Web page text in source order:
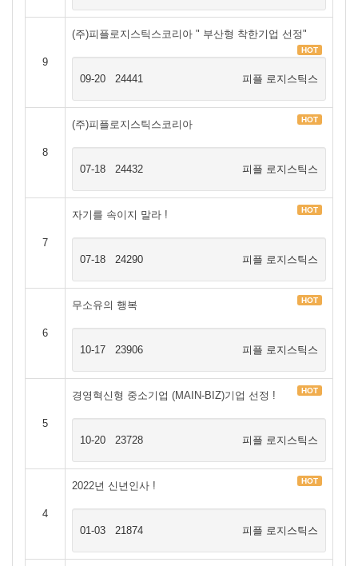
9
(주)피플로지스틱스코리아 " 부산형 착한기업 선정"
HOT
09-20 24441 피플 로지스틱스
8
(주)피플로지스틱스코리아 HOT
07-18 24432 피플 로지스틱스
7
자기를 속이지 말라 ! HOT
07-18 24290 피플 로지스틱스
6
무소유의 행복 HOT
10-17 23906 피플 로지스틱스
5
경영혁신형 중소기업 (MAIN-BIZ)기업 선정 ! HOT
10-20 23728 피플 로지스틱스
4
2022년 신년인사 ! HOT
01-03 21874 피플 로지스틱스